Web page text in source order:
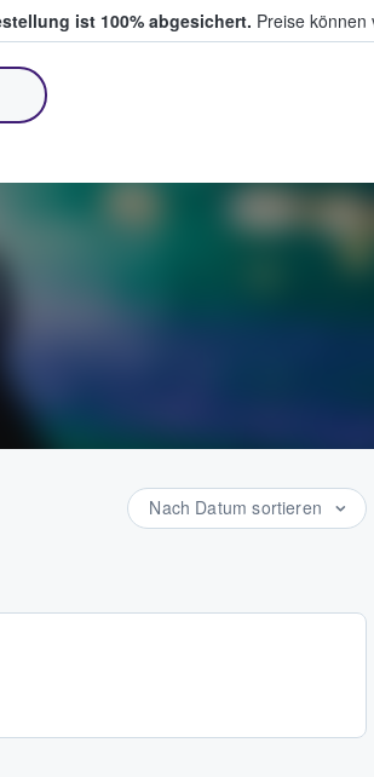
ist 100% abgesichert. Preise können
Nach Datum sortieren